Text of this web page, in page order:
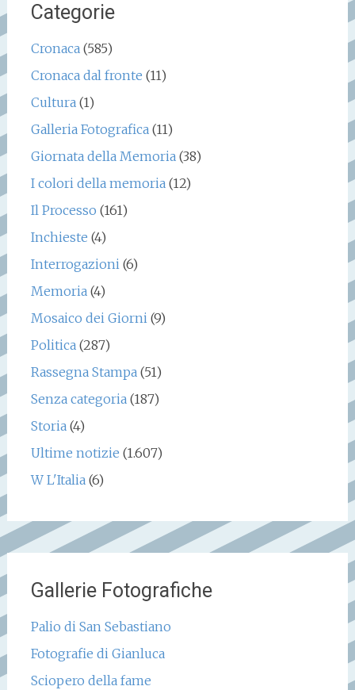
Categorie
Cronaca(585)
Cronaca dal fronte (11)
Cultura(1)
Galleria Fotografica(11)
Giornata della Memoria(38)
I colori della memoria(12)
Il Processo (161)
Inchieste (4)
Interrogazioni(6)
Memoria(4)
Mosaico dei Giorni(9)
Politica(287)
Rassegna Stampa(51)
Senza categoria(187)
Storia(4)
Ultime notizie (1.607)
W L'Italia(6)
Gallerie Fotografiche
Palio di San Sebastiano
Fotografie di Gianluca
Sciopero della fame